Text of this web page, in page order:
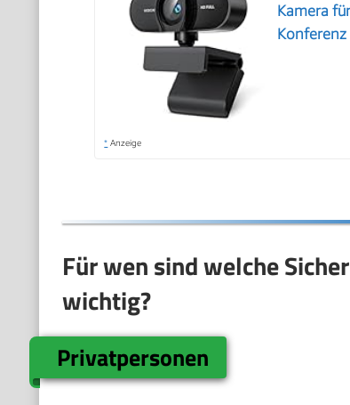
Kamera
* Anzeige
Für wen sind welche
wichtig?
Privatpersonen